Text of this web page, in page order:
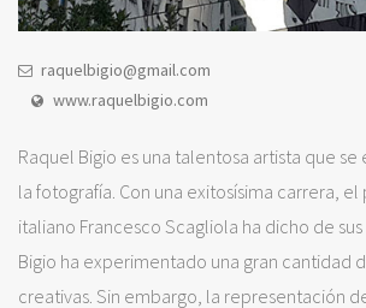
raquelbigio@gmail.com
www.raquelbigio.com
Raquel Bigio es una talentosa artista que se
la fotografía. Con una exitosísima carrera, el
italiano Francesco Scagliola ha dicho de
Bigio ha experimentado una gran cantidad
creativas. Sin embargo, la representación